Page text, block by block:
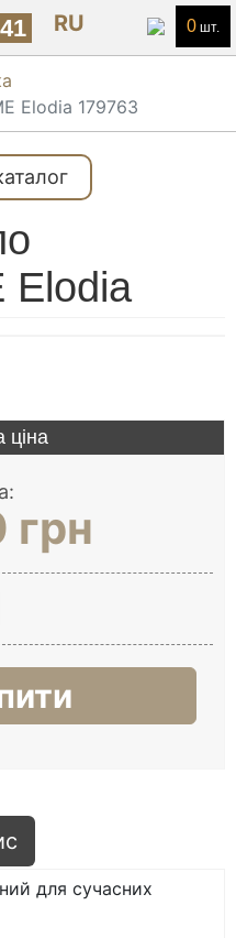
RU 0 шт.
Elodia 179763
Elodia
ціна
грн
для сучасних